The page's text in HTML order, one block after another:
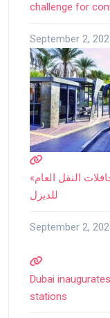
challenge for
September 2,
«طرق دبي»: 33% انخفاضاً في استهلاك حافلات النقل العام
للديزل
September 2,
Dubai
stations